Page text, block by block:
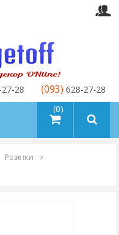
товаров (0)
28 (093) 628-27-28
Розетки